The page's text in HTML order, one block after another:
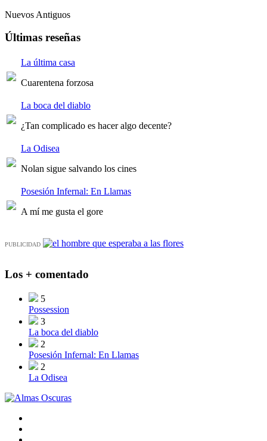
Nuevos Antiguos
Últimas reseñas
La última casa
Cuarentena forzosa
La boca del diablo
¿Tan complicado es hacer algo decente?
La Odisea
Nolan sigue salvando los cines
Posesión Infernal: En Llamas
A mí me gusta el gore
PUBLICIDAD
Los + comentado
5
Possession
3
La boca del diablo
2
Posesión Infernal: En Llamas
2
La Odisea